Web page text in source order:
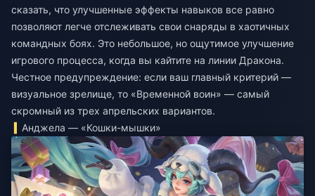
сказать, что улучшенные эффекты навыков все равно
позволяют легче отслеживать свои снаряды в хаотичных
командных боях. Это небольшое, но ощутимое улучшение
игрового процесса, когда вы кайтите на линии Дракона.
Честное предупреждение: если ваш главный критерий —
визуальное зрелище, то «Временной воин» — самый
скромный из трех апрельских вариантов.
Анджела — «Кошки-мышки»